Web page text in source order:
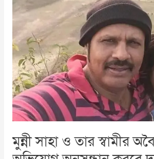
মুন্নী সাহা ও তার স্বামীর
সাহা
তার
স্বামীর
অবৈধ
সম্পদ
অর্জনের
অভিযোগ
অনুসন্ধান
করবে
দুদক